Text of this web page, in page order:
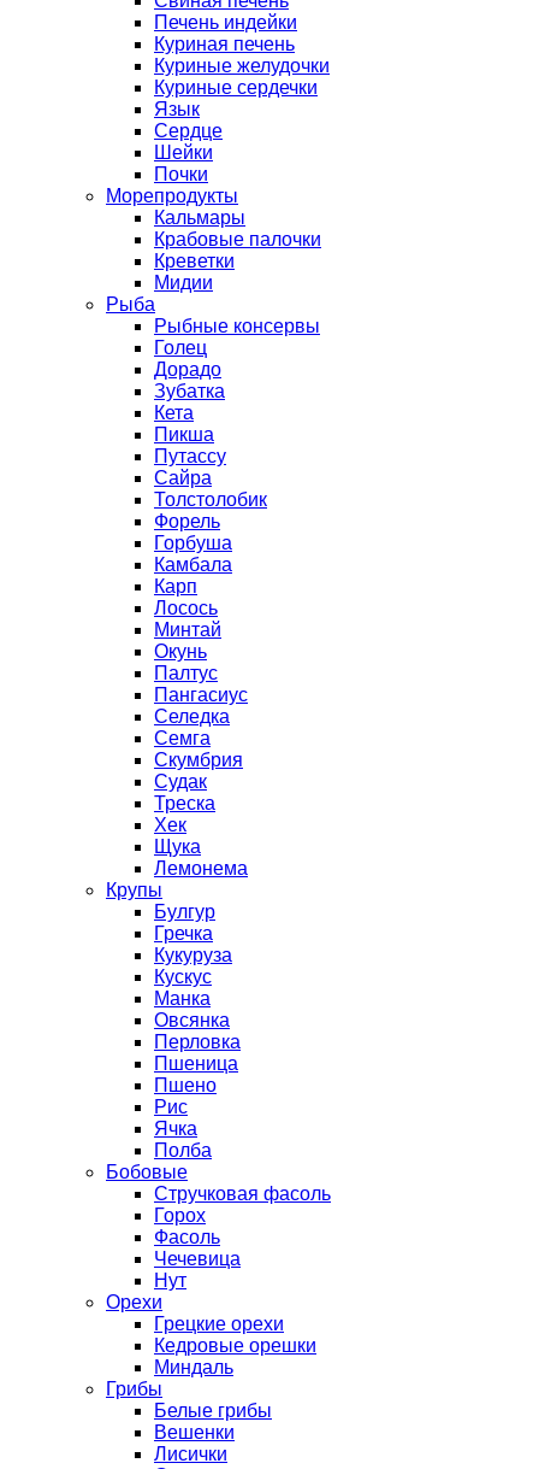
Печень индейки
Куриная печень
Куриные желудочки
Куриные сердечки
Язык
Сердце
Шейки
Почки
Морепродукты
Кальмары
Крабовые палочки
Креветки
Мидии
Рыба
Рыбные консервы
Голец
Дорадо
Зубатка
Кета
Пикша
Путассу
Сайра
Толстолобик
Форель
Горбуша
Камбала
Карп
Лосось
Минтай
Окунь
Палтус
Пангасиус
Селедка
Семга
Скумбрия
Судак
Треска
Хек
Щука
Лемонема
Крупы
Булгур
Гречка
Кукуруза
Кускус
Манка
Овсянка
Перловка
Пшеница
Пшено
Рис
Ячка
Полба
Бобовые
Стручковая фасоль
Горох
Фасоль
Чечевица
Нут
Орехи
Грецкие орехи
Кедровые орешки
Миндаль
Грибы
Белые грибы
Вешенки
Лисички